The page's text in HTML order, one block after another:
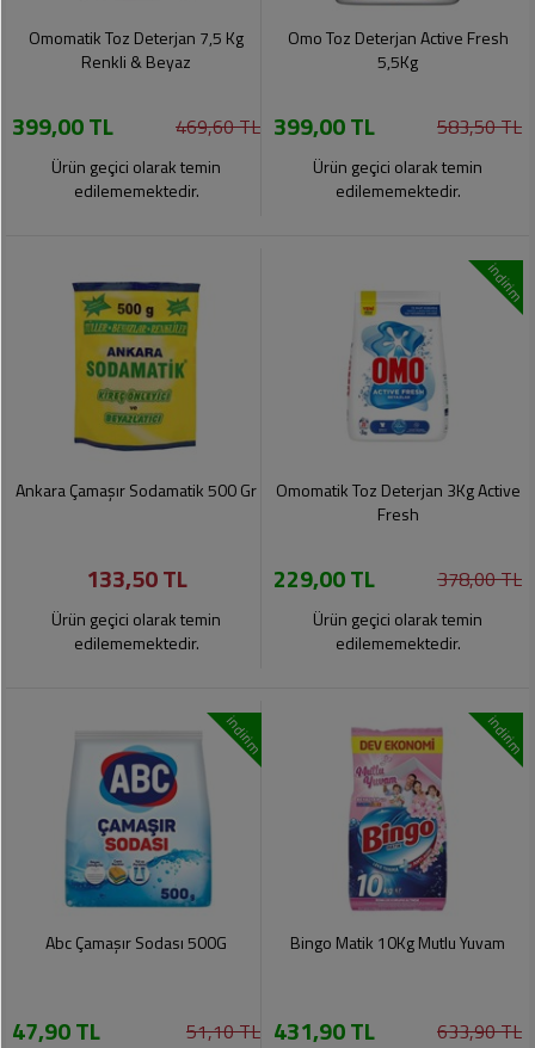
Omomatik Toz Deterjan 7,5 Kg
Renkli & Beyaz
399,00 TL 469,60 TL
Ürün geçici olarak temin
edilememektedir.
Omo Toz Deterjan Active Fresh
5,5Kg
399,00 TL 583,50 TL
Ürün geçici olarak temin
edilememektedir.
Ankara Çamaşır Sodamatik 500 Gr
133,50 TL
Ürün geçici olarak temin
edilememektedir.
indirim
Omomatik Toz Deterjan 3Kg Active
Fresh
229,00 TL 378,00 TL
Ürün geçici olarak temin
edilememektedir.
indirim
Abc Çamaşır Sodası 500G
47,90 TL 51,10 TL
indirim
Bingo Matik 10Kg Mutlu Yuvam
431,90 TL 633,90 TL